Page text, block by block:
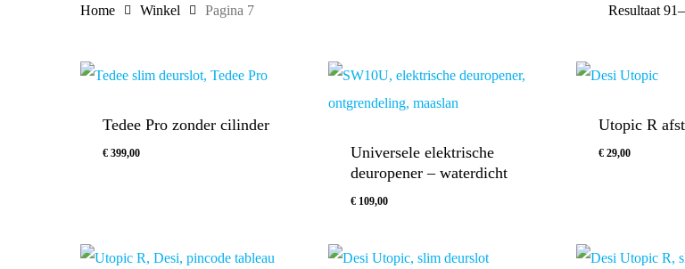
Resultaat
Home Winkel Pagina 7
Tedee Pro zonder cilinder
€ 399,00
Universele elektrische
deuropener – waterdicht
€109,00
Utopic R
€29,00